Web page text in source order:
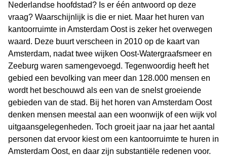
Nederlandse hoofdstad? Is er één antwoord op deze
vraag? Waarschijnlijk is die er niet. Maar het huren van
kantoorruimte in Amsterdam Oost is zeker het overwegen
waard. Deze buurt verscheen in 2010 op de kaart van
Amsterdam, nadat twee wijken Oost-Watergraafsmeer en
Zeeburg waren samengevoegd. Tegenwoordig heeft het
gebied een bevolking van meer dan 128.000 mensen en
wordt het beschouwd als een van de snelst groeiende
gebieden van de stad. Bij het horen van Amsterdam Oost
denken mensen meestal aan een woonwijk of een wijk vol
uitgaansgelegenheden. Toch groeit jaar na jaar het aantal
personen dat ervoor kiest om een kantoorruimte te huren in
Amsterdam Oost, en daar zijn substantiële redenen voor.